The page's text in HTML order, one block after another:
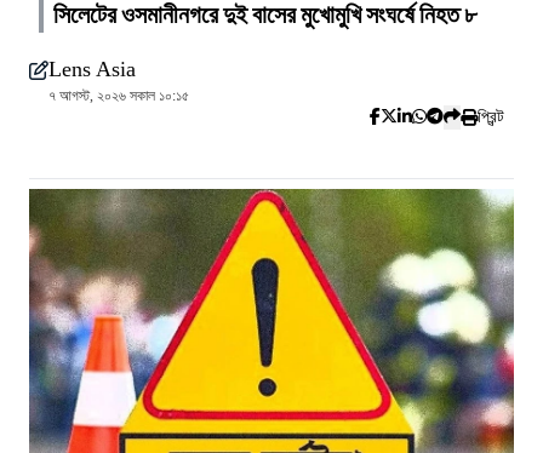
সিলেটের ওসমানীনগরে দুই বাসের মুখোমুখি সংঘর্ষে নিহত ৮
Lens Asia
৭ আগস্ট, ২০২৬ সকাল ১০:১৫
প্রিন্ট